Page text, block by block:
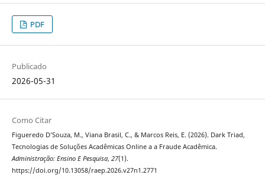
PDF
Publicado
2026-05-31
Como Citar
Figueredo D’Souza, M., Viana Brasil, C., & Marcos Reis, E. (2026). Dark Triad,
Tecnologias de Soluções Acadêmicas Online a a Fraude Acadêmica.
Administração: Ensino E Pesquisa, 27(1).
https://doi.org/10.13058/raep.2026.v27n1.2771